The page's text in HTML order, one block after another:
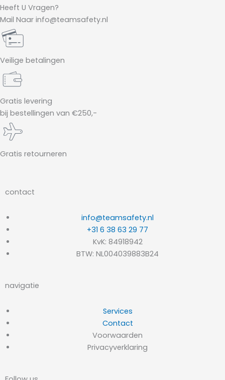
Heeft U Vragen?
Mail Naar info@teamsafety.nl
Veilige betalingen
Gratis levering
bij bestellingen van €250,-
Gratis retourneren
contact
info@teamsafety.nl
+31 6 38 63 29 77
KvK: 84918942
BTW: NL004039883B24
navigatie
Services
Contact
Voorwaarden
Privacyverklaring